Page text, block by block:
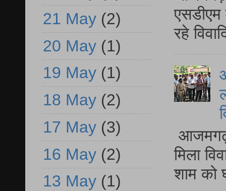
एसडीएम
रहे
आजमगढ़
मिला
शाम को
21 May (2)
20 May (1)
19 May (1)
18 May (2)
17 May (3)
16 May (2)
13 May (1)